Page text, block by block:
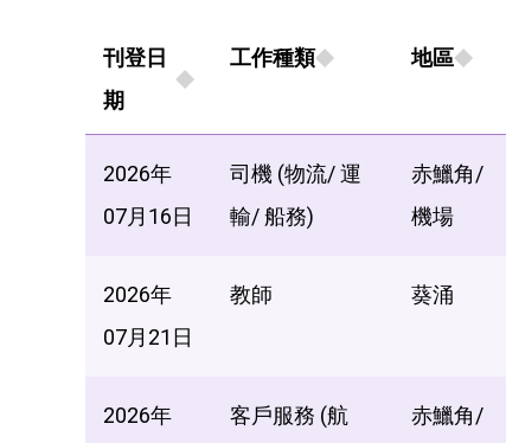
刊登日
期
工作種類 地區
2026年
07月16日
司機 (物流/ 運
輸/ 船務)
赤鱲角/
機場
2026年
07月21日
教師 葵涌
2026年
客戶服務 (航
赤鱲角/